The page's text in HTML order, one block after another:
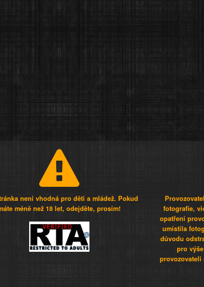
není vhodná pro děti a mládež. Pokud
méně než 18 let, odejděte, prosím!
fotografie,
opatření
umístila
důvodu
pro
provozovateli